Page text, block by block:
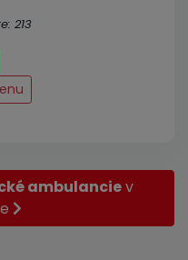
213
ambulanciev